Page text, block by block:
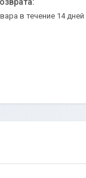
в течение 14 дней